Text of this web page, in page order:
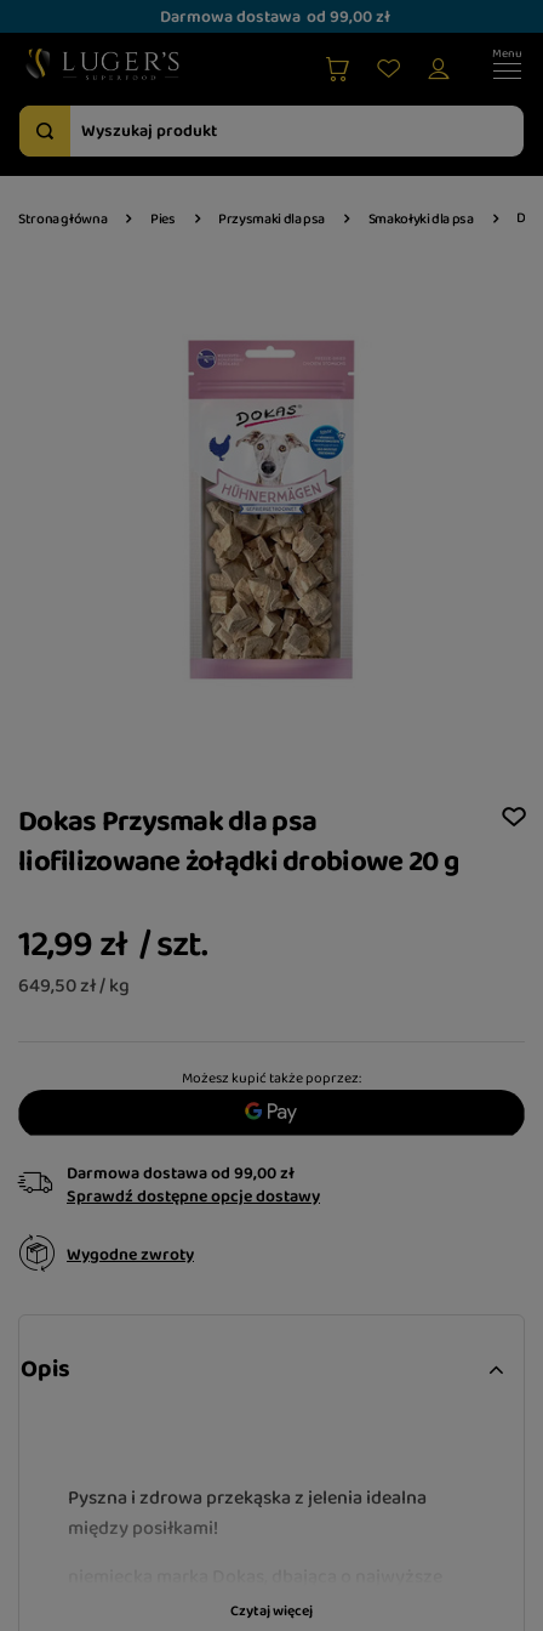
Darmowa dostawa od 99,00 zł
Strona główna Pies Przysmaki dla psa Smakołyki dla psa
Dokas Przysmak dla psa
liofilizowane żołądki drobiowe 20 g
12,99 zł /szt.
649,50 zł / kg
Możesz kupić także poprzez:
Darmowa dostawaod99,00 zł
Sprawdź dostępne opcje dostawy
Wygodne zwroty
Opis
Pyszna i zdrowa przekąska z jelenia idealna
między posiłkami!
Czytaj więcej